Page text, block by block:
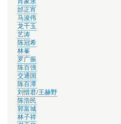
邰正宵
马浚伟
龙千玉
艺涛
陈冠希
林峯
罗广振
陈百强
交通国
陈百潭
刘惜君/王赫野
陈浩民
郭富城
林子祥